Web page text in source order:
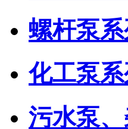
螺杆泵系
化工泵系
污水泵